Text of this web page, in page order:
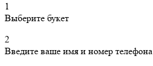
1
Выберите букет
2
Введите ваше имя и номер телефона